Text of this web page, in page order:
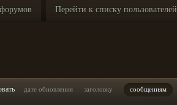
Перейти к списку пользователей
дате обновления заголовку сообщениям